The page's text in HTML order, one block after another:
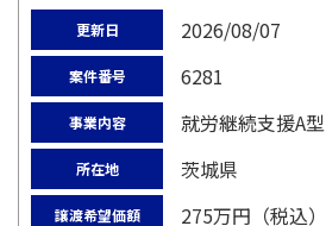
更新日 2026/08/07
案件番号 6281
事業内容 就労継続支援A型
所在地 茨城県
譲渡希望価額 275万円（税込）